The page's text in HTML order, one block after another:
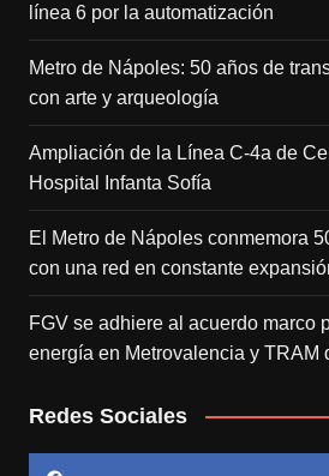
línea 6 por la automatización
Metro de Nápoles: 50 años de
con arte y arqueología
Ampliación de la Línea C-4a de
Hospital Infanta Sofía
El Metro de Nápoles conmemora
con una red en constante
FGV se adhiere al acuerdo marco
energía en Metrovalencia y TRAM
Redes Sociales